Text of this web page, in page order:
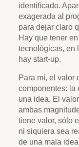
identificado.
exagerada al
para dejar claro
Hay que tener
tecnológicas, en
hay start-up.
Para mí, el valor
componentes: la
una idea. El
ambas
tiene valor, sólo
ni siquiera sea
de una mala